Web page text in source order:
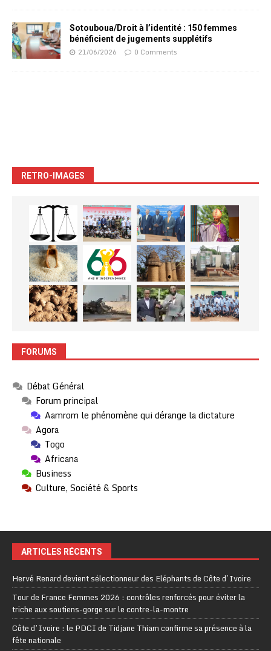
Sotouboua/Droit à l’identité : 150 femmes
bénéficient de jugements supplétifs
21/06/2026 0 Comments
RETRO-IMAGES
FORUMS
Débat Général
Forum principal
Aamrom le phénomène qui dérange la dictature
Agora
Togo
Africana
Business
Culture, Société & Sports
ARTICLES RÉCENTS
Hervé Renard devient sélectionneur des Eléphants de Côte d’Ivoire
Tour de France Femmes 2026 : contrôles renforcés pour éviter la
triche aux soutiens-gorge sur le contre-la-montre
Côte d’Ivoire : le PDCI de Tidjane Thiam confirme sa présence à la
fête nationale